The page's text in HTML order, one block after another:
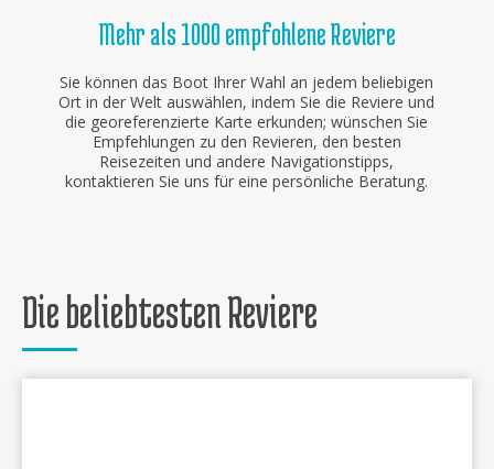
Mehr als 1000 empfohlene Reviere
Sie können das Boot Ihrer Wahl an jedem beliebigen
Ort in der Welt auswählen, indem Sie die Reviere und
die georeferenzierte Karte erkunden; wünschen Sie
Empfehlungen zu den Revieren, den besten
Reisezeiten und andere Navigationstipps,
kontaktieren Sie uns für eine persönliche Beratung.
Die beliebtesten Reviere